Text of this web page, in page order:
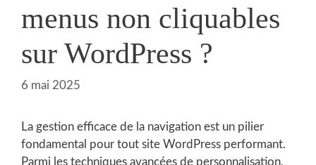
menus non cliquables
sur WordPress ?
6 mai 2025
La gestion efficace de la navigation est un pilier
fondamental pour tout site WordPress performant.
Parmi les techniques avancées de personnalisation,